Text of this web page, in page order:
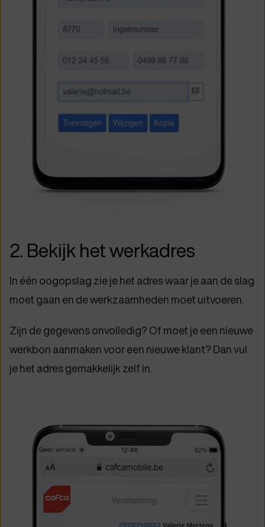
2. Bekijk het werkadres
In één oogopslag zie je het adres waar je aan de slag
moet gaan en de werkzaamheden moet uitvoeren.
Zijn de gegevens onvolledig? Of moet je een nieuwe
werkbon aanmaken voor een nieuwe klant? Dan vul
je het adres gemakkelijk zelf in.